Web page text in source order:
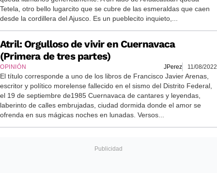
Tetela, otro bello lugarcito que se cubre de las esmeraldas que caen
desde la cordillera del Ajusco. Es un pueblecito inquieto,...
Atril: Orgulloso de vivir en Cuernavaca
(Primera de tres partes)
OPINIÓN JPerez 11/08/2022
El título corresponde a uno de los libros de Francisco Javier Arenas,
escritor y político morelense fallecido en el sismo del Distrito Federal,
el 19 de septiembre de1985 Cuernavaca de cantares y leyendas,
laberinto de calles embrujadas, ciudad dormida donde el amor se
ofrenda en sus mágicas noches en lunadas. Versos...